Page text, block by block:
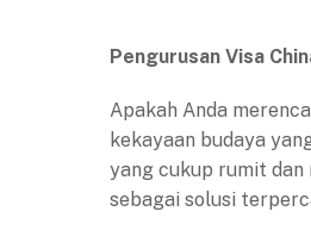
Pengurusan Visa
Apakah Anda
kekayaan budaya
yang cukup rumit dan
sebagai solusi